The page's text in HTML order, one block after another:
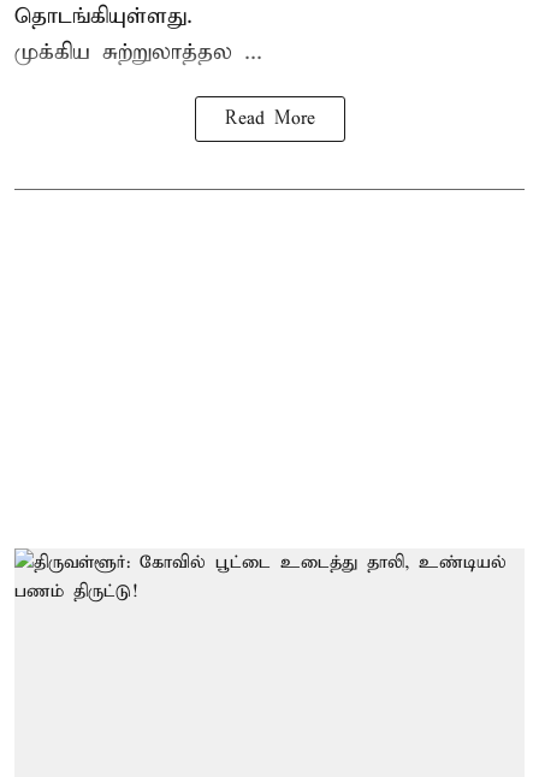
தொடங்கியுள்ளது.
முக்கிய சுற்றுலாத்தல ...
Read More